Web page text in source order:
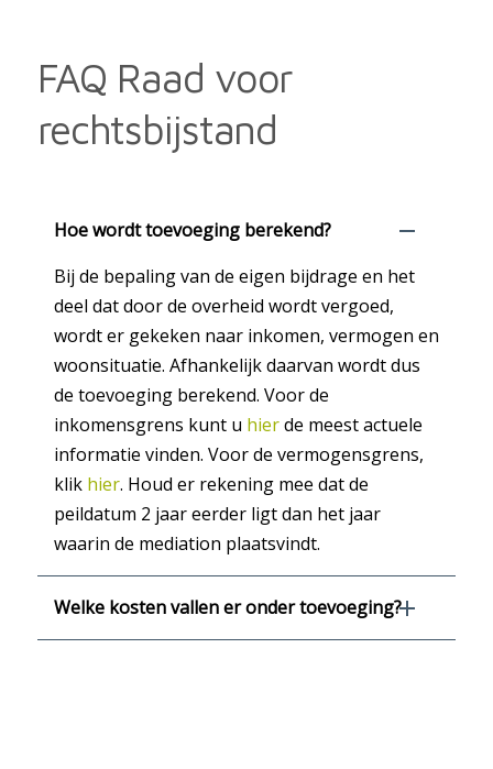
FAQ Raad voor
rechtsbijstand
Hoe wordt toevoeging berekend?
Bij de bepaling van de eigen bijdrage en het
deel dat door de overheid wordt vergoed,
wordt er gekeken naar inkomen, vermogen en
woonsituatie. Afhankelijk daarvan wordt dus
de toevoeging berekend. Voor de
inkomensgrens kunt u hierde meest actuele
informatie vinden. Voor de vermogensgrens,
klik hier. Houd er rekening mee dat de
peildatum 2 jaar eerder ligt dan het jaar
waarin de mediation plaatsvindt.
Welke kosten vallen er onder toevoeging?